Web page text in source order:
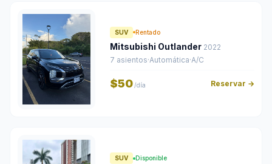
SUV Rentado
Mitsubishi Outlander 2022
7 asientos·Automática·A/C
$50 /día Reservar →
SUV Disponible